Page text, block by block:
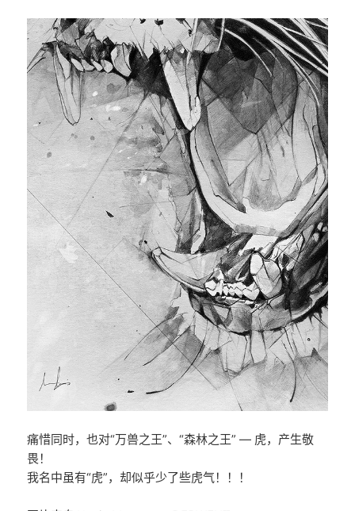
痛惜同时，也对“万兽之王”、“森林之王” — 虎，产生敬
畏！
我名中虽有“虎”，却似乎少了些虎气！！！